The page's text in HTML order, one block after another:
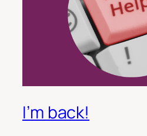
I’m back!